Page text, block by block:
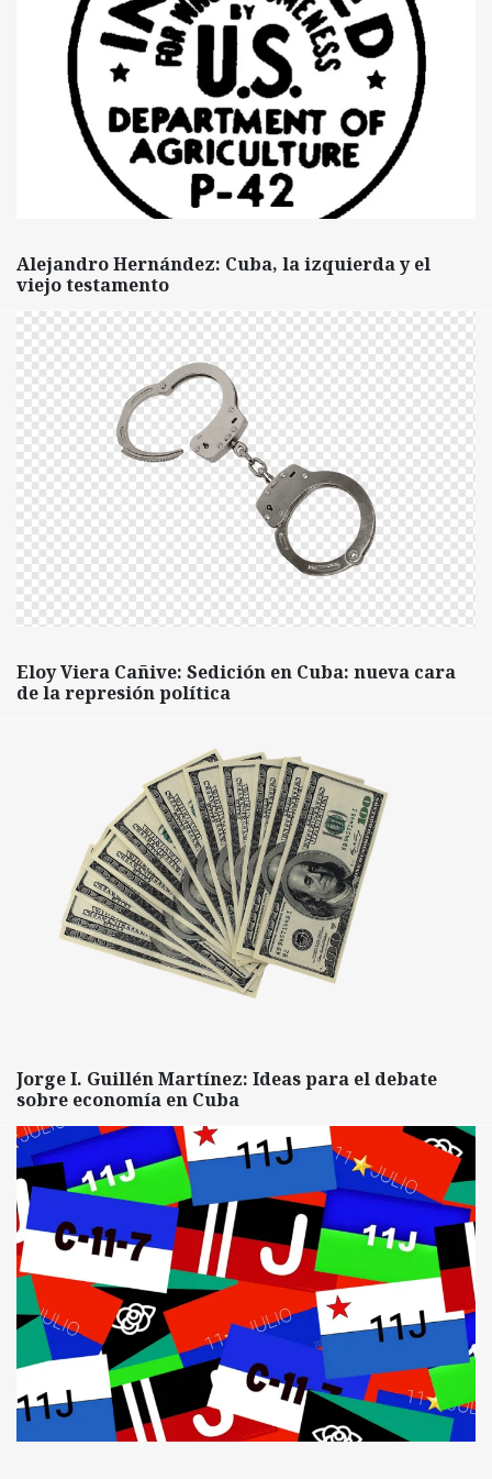
Alejandro Hernández: Cuba, la izquierda y el
viejo testamento
Eloy Viera Cañive: Sedición en Cuba: nueva cara
de la represión política
Jorge I. Guillén Martínez: Ideas para el debate
sobre economía en Cuba